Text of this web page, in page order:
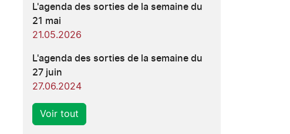
L'agenda des sorties de la semaine du
21 mai
21.05.2026
L'agenda des sorties de la semaine du
27 juin
27.06.2024
Voir tout